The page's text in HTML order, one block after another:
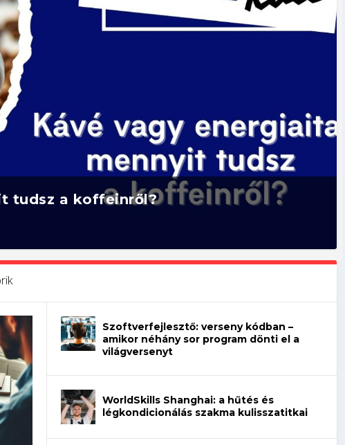
tudsz a koffeinről?
Szoftverfejlesztő: verseny kódban –
amikor néhány sor program dönti el a
világversenyt
WorldSkills Shanghai: a hűtés és
légkondicionálás szakma kulisszatitkai